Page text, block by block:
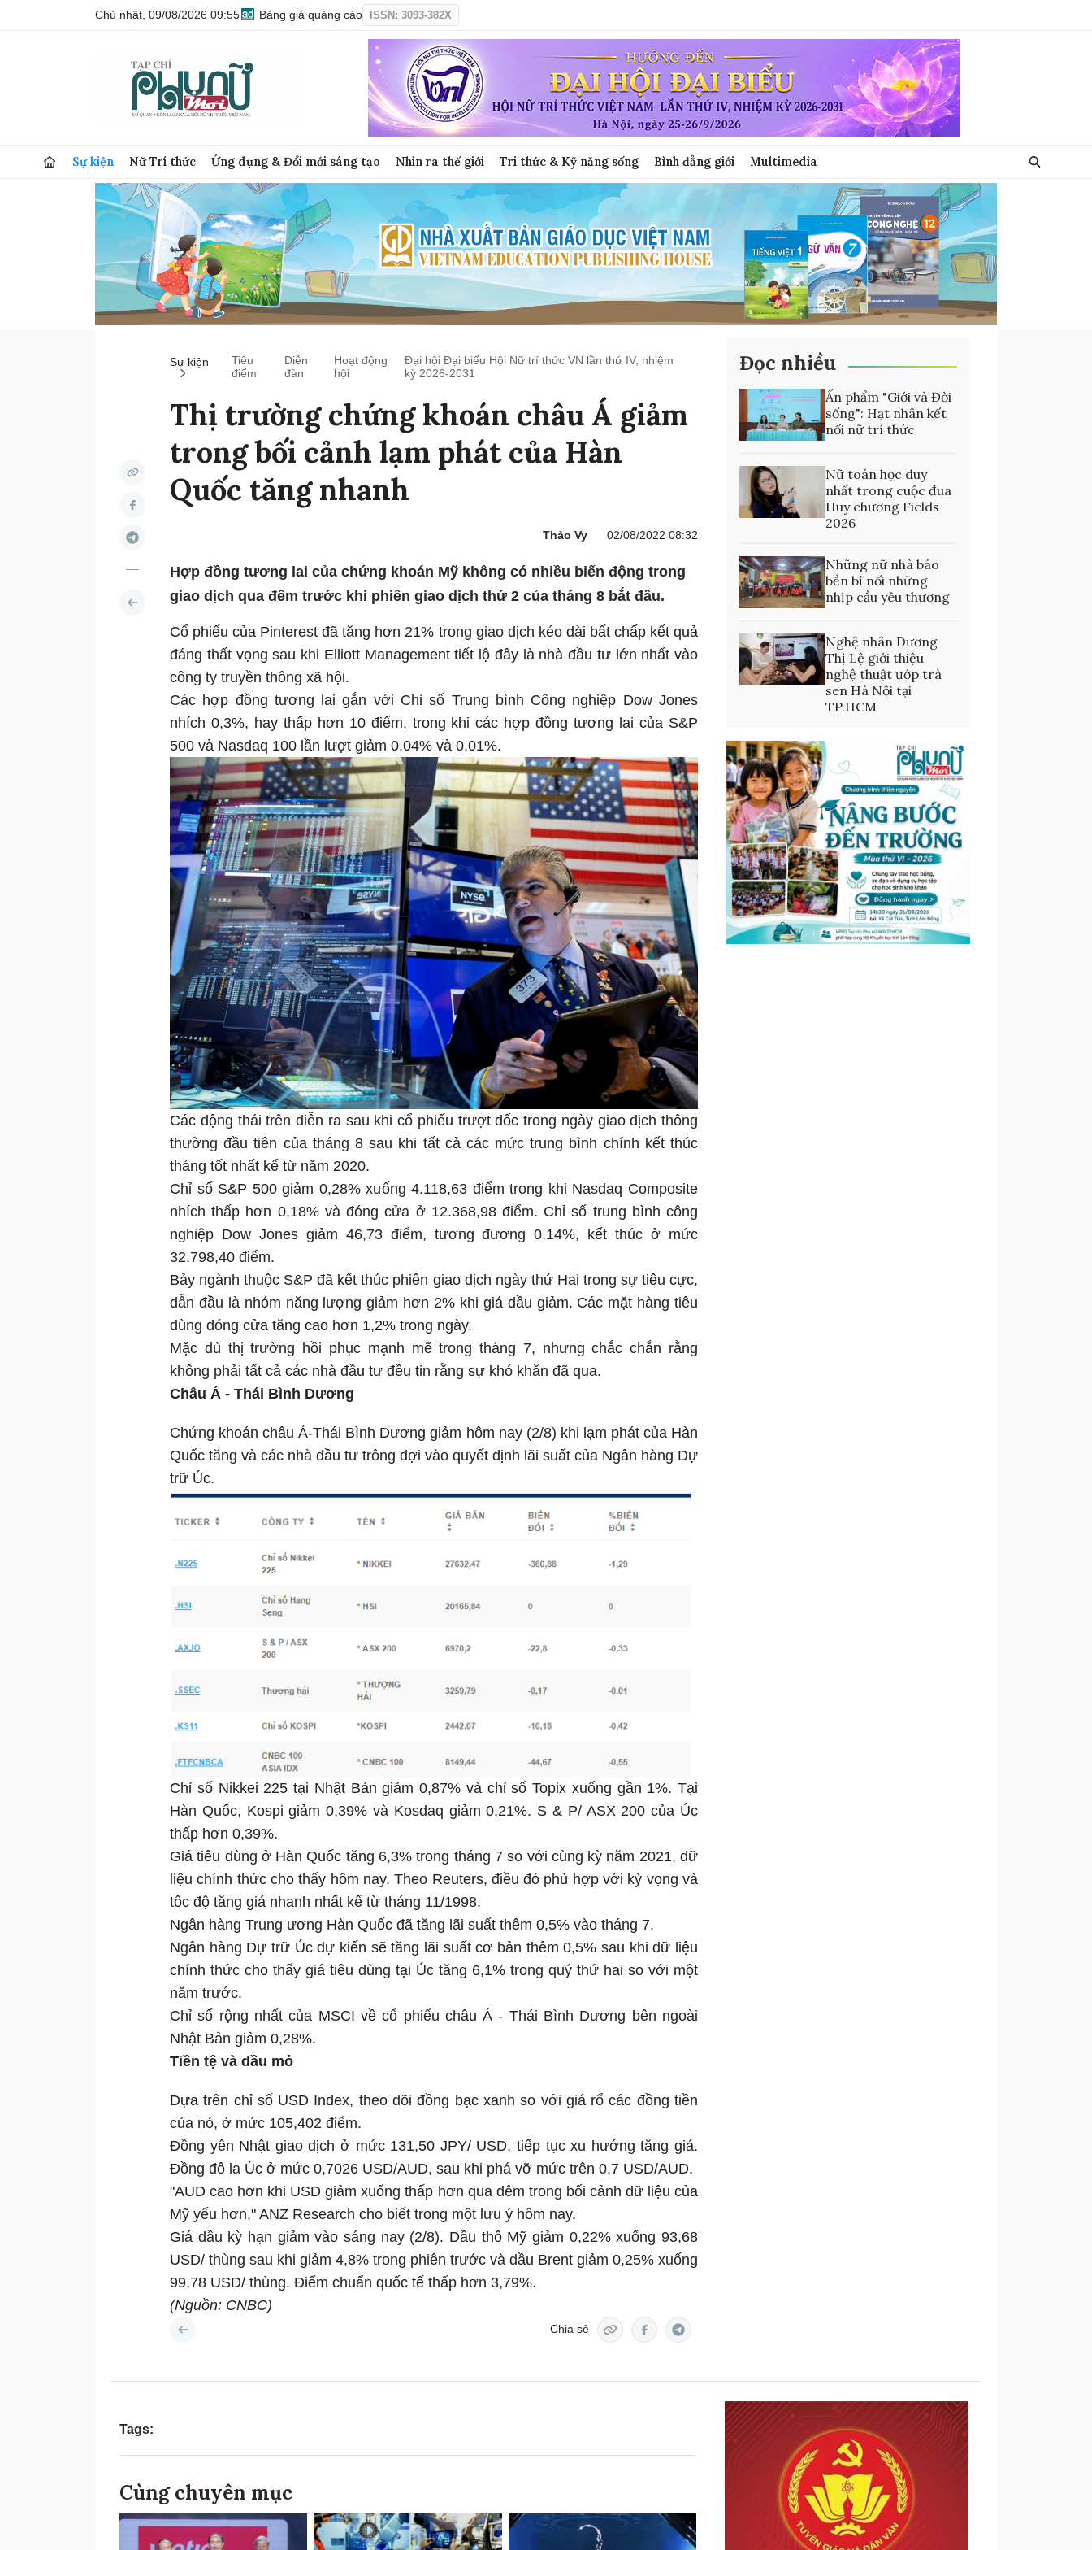
Chủ nhật, 09/08/2026 09:55 Bảng giá quảng cáo ISSN: 3093-382X
Sự kiện Nữ Trí thức Ứng dụng & Đổi mới sáng tạo Nhìn ra thế giới Tri thức & Kỹ năng sống Bình đẳng giới Multimedia
Sự kiện
Tiêu
điểm
Diễn
đàn
Hoạt động
hội
Đại hội Đại biểu Hội Nữ trí thức VN lần thứ IV, nhiệm
kỳ 2026-2031
Thị trường chứng khoán châu Á giảm
trong bối cảnh lạm phát của Hàn
Quốc tăng nhanh
Thảo Vy 02/08/2022 08:32
Hợp đồng tương lai của chứng khoán Mỹ không có nhiều biến động trong
giao dịch qua đêm trước khi phiên giao dịch thứ 2 của tháng 8 bắt đầu.
Cổ phiếu của Pinterest đã tăng hơn 21% trong giao dịch kéo dài bất chấp kết quả
đáng thất vọng sau khi Elliott Management tiết lộ đây là nhà đầu tư lớn nhất vào
công ty truyền thông xã hội.
Các hợp đồng tương lai gắn với Chỉ số Trung bình Công nghiệp Dow Jones
nhích 0,3%, hay thấp hơn 10 điểm, trong khi các hợp đồng tương lai của S&P
500 và Nasdaq 100 lần lượt giảm 0,04% và 0,01%.
Các động thái trên diễn ra sau khi cổ phiếu trượt dốc trong ngày giao dịch thông
thường đầu tiên của tháng 8 sau khi tất cả các mức trung bình chính kết thúc
tháng tốt nhất kể từ năm 2020.
Chỉ số S&P 500 giảm 0,28% xuống 4.118,63 điểm trong khi Nasdaq Composite
nhích thấp hơn 0,18% và đóng cửa ở 12.368,98 điểm. Chỉ số trung bình công
nghiệp Dow Jones giảm 46,73 điểm, tương đương 0,14%, kết thúc ở mức
32.798,40 điểm.
Bảy ngành thuộc S&P đã kết thúc phiên giao dịch ngày thứ Hai trong sự tiêu cực,
dẫn đầu là nhóm năng lượng giảm hơn 2% khi giá dầu giảm. Các mặt hàng tiêu
dùng đóng cửa tăng cao hơn 1,2% trong ngày.
Mặc dù thị trường hồi phục mạnh mẽ trong tháng 7, nhưng chắc chắn rằng
không phải tất cả các nhà đầu tư đều tin rằng sự khó khăn đã qua.
Châu Á - Thái Bình Dương
Chứng khoán châu Á-Thái Bình Dương giảm hôm nay (2/8) khi lạm phát của Hàn
Quốc tăng và các nhà đầu tư trông đợi vào quyết định lãi suất của Ngân hàng Dự
trữ Úc.
Chỉ số Nikkei 225 tại Nhật Bản giảm 0,87% và chỉ số Topix xuống gần 1%. Tại
Hàn Quốc, Kospi giảm 0,39% và Kosdaq giảm 0,21%. S & P/ ASX 200 của Úc
thấp hơn 0,39%.
Giá tiêu dùng ở Hàn Quốc tăng 6,3% trong tháng 7 so với cùng kỳ năm 2021, dữ
liệu chính thức cho thấy hôm nay. Theo Reuters, điều đó phù hợp với kỳ vọng và
tốc độ tăng giá nhanh nhất kể từ tháng 11/1998.
Ngân hàng Trung ương Hàn Quốc đã tăng lãi suất thêm 0,5% vào tháng 7.
Ngân hàng Dự trữ Úc dự kiến sẽ tăng lãi suất cơ bản thêm 0,5% sau khi dữ liệu
chính thức cho thấy giá tiêu dùng tại Úc tăng 6,1% trong quý thứ hai so với một
năm trước.
Chỉ số rộng nhất của MSCI về cổ phiếu châu Á - Thái Bình Dương bên ngoài
Nhật Bản giảm 0,28%.
Tiền tệ và dầu mỏ
Dựa trên chỉ số USD Index, theo dõi đồng bạc xanh so với giá rổ các đồng tiền
của nó, ở mức 105,402 điểm.
Đồng yên Nhật giao dịch ở mức 131,50 JPY/ USD, tiếp tục xu hướng tăng giá.
Đồng đô la Úc ở mức 0,7026 USD/AUD, sau khi phá vỡ mức trên 0,7 USD/AUD.
"AUD cao hơn khi USD giảm xuống thấp hơn qua đêm trong bối cảnh dữ liệu của
Mỹ yếu hơn," ANZ Research cho biết trong một lưu ý hôm nay.
Giá dầu kỳ hạn giảm vào sáng nay (2/8). Dầu thô Mỹ giảm 0,22% xuống 93,68
USD/ thùng sau khi giảm 4,8% trong phiên trước và dầu Brent giảm 0,25% xuống
99,78 USD/ thùng. Điểm chuẩn quốc tế thấp hơn 3,79%.
(Nguồn: CNBC)
Chia sẻ
Đọc nhiều
Ấn phẩm "Giới và Đời
sống": Hạt nhân kết
nối nữ trí thức
Nữ toán học duy
nhất trong cuộc đua
Huy chương Fields
2026
Những nữ nhà báo
bền bỉ nối những
nhịp cầu yêu thương
Nghệ nhân Dương
Thị Lệ giới thiệu
nghệ thuật ướp trà
sen Hà Nội tại
TP.HCM
Tags:
Cùng chuyên mục